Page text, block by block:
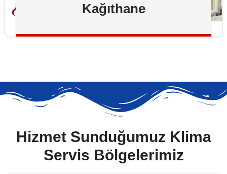
Kağıthane
Hizmet Sunduğumuz Klima
Servis Bölgelerimiz